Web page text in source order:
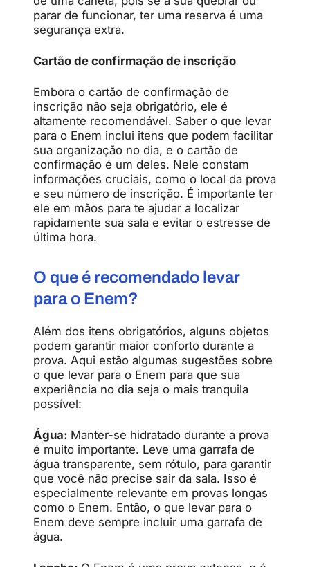
parar de funcionar, ter uma reserva é uma
segurança extra.
Cartão de confirmação de inscrição
Embora o cartão de confirmação de
inscrição não seja obrigatório, ele é
altamente recomendável. Saber o que levar
para o Enem inclui itens que podem facilitar
sua organização no dia, e o cartão de
confirmação é um deles. Nele constam
informações cruciais, como o local da prova
e seu número de inscrição. É importante ter
ele em mãos para te ajudar a localizar
rapidamente sua sala e evitar o estresse de
última hora.
O que é recomendado levar
para o Enem?
Além dos itens obrigatórios, alguns objetos
podem garantir maior conforto durante a
prova. Aqui estão algumas sugestões sobre
o que levar para o Enem para que sua
experiência no dia seja o mais tranquila
possível:
Água: Manter-se hidratado durante a prova
é muito importante. Leve uma garrafa de
água transparente, sem rótulo, para garantir
que você não precise sair da sala. Isso é
especialmente relevante em provas longas
como o Enem. Então, o que levar para o
Enem deve sempre incluir uma garrafa de
água.